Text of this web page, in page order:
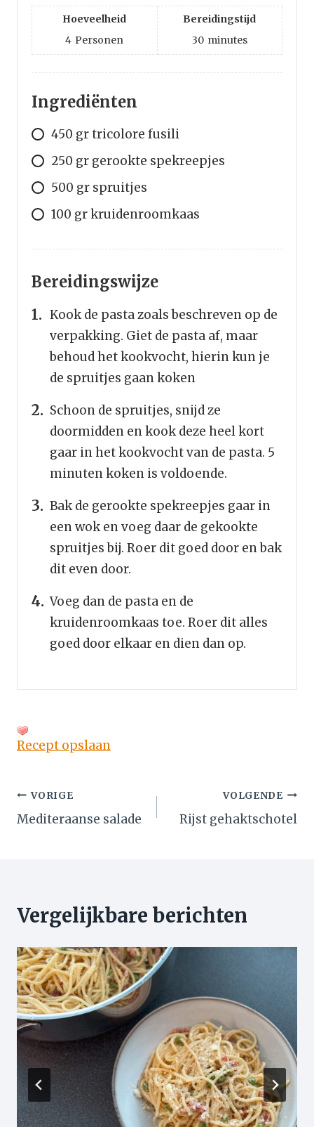
Hoeveelheid
4 Personen
Bereidingstijd
30 minutes
Ingrediënten
450 gr tricolore fusili
250 gr gerookte spekreepjes
500 gr spruitjes
100 gr kruidenroomkaas
Bereidingswijze
Kook de pasta zoals beschreven op de
verpakking. Giet de pasta af, maar
behoud het kookvocht, hierin kun je
de spruitjes gaan koken
Schoon de spruitjes, snijd ze
doormidden en kook deze heel kort
gaar in het kookvocht van de pasta. 5
minuten koken is voldoende.
Bak de gerookte spekreepjes gaar in
een wok en voeg daar de gekookte
spruitjes bij. Roer dit goed door en bak
dit even door.
Voeg dan de pasta en de
kruidenroomkaas toe. Roer dit alles
goed door elkaar en dien dan op.
Recept opslaan
Bericht
navigatie
VORIGE
Mediteraanse salade
VOLGENDE
Rijst gehaktschotel
Vergelijkbare berichten